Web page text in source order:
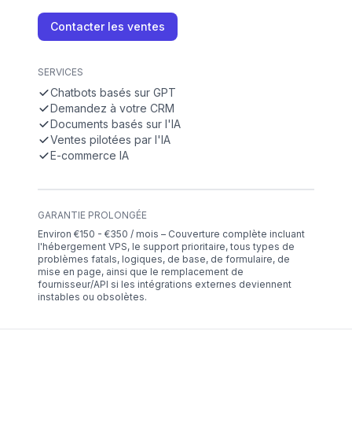
Contacter les ventes
SERVICES
Chatbots basés sur GPT
Demandez à votre CRM
Documents basés sur l'IA
Ventes pilotées par l'IA
E-commerce IA
GARANTIE PROLONGÉE
Environ €150 - €350 / mois – Couverture complète incluant
l'hébergement VPS, le support prioritaire, tous types de
problèmes fatals, logiques, de base, de formulaire, de
mise en page, ainsi que le remplacement de
fournisseur/API si les intégrations externes deviennent
instables ou obsolètes.